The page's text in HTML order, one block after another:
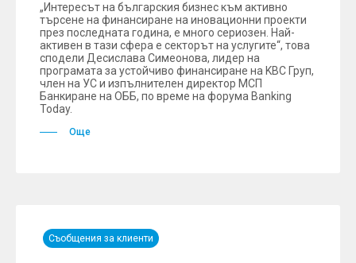
„Интересът на българския бизнес към активно
търсене на финансиране на иновационни проекти
през последната година, е много сериозен. Най-
активен в тази сфера е секторът на услугите“, това
сподели Десислава Симеонова, лидер на
програмата за устойчиво финансиране на KBC Груп,
член на УС и изпълнителен директор МСП
Банкиране на ОББ, по време на форума Banking
Today.
Още
Съобщения за клиенти